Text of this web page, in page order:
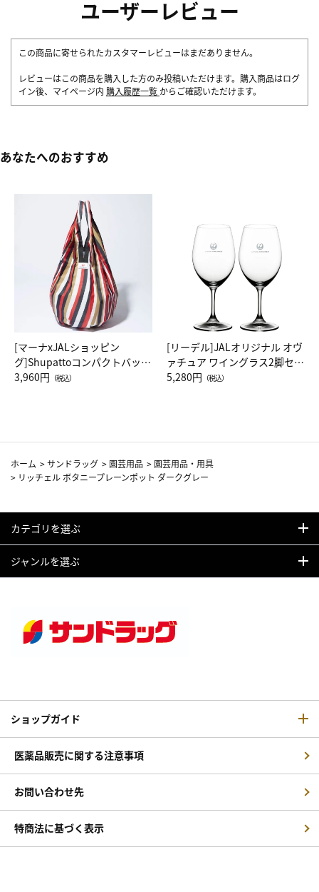
ユーザーレビュー
この商品に寄せられたカスタマーレビューはまだありません。
レビューはこの商品を購入した方のみ投稿いただけます。購入商品はログ
イン後、マイページ内 購入履歴一覧 からご確認いただけます。
あなたへのおすすめ
[マーナxJALショッピン
グ]Shupattoコンパクトバッグ
Drop JAL客室乗務員（LC）ス
3,960円 （税込）
[リーデル]JALオリジナル オヴ
ァチュア ワイングラス2脚セッ
ト（レッドワイン）
5,280円 （税込）
ホーム >サンドラッグ > 園芸用品 > 園芸用品・用具
> リッチェル ボタニープレーンポット ダークグレー
カテゴリを選ぶ
ジャンルを選ぶ
ショップガイド
医薬品販売に関する注意事項
お問い合わせ先
特商法に基づく表示